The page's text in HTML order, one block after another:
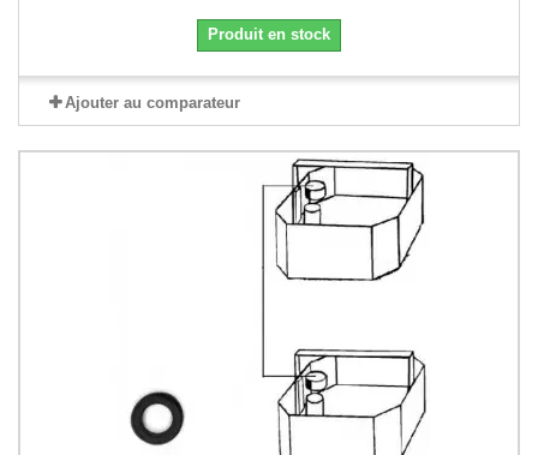
Produit en stock
Ajouter au comparateur